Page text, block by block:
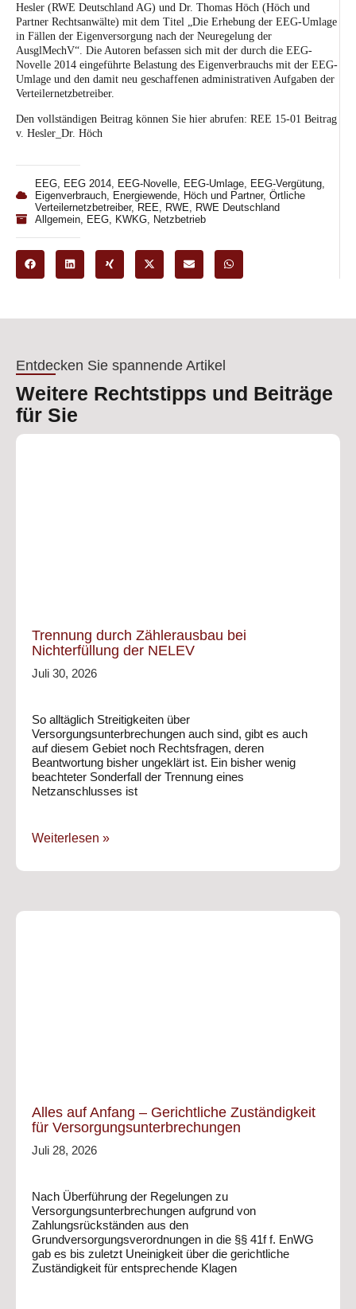
Hesler (RWE Deutschland AG) und Dr. Thomas Höch (Höch und
Partner Rechtsanwälte) mit dem Titel „Die Erhebung der EEG-Umlage
in Fällen der Eigenversorgung nach der Neuregelung der
AusglMechV“. Die Autoren befassen sich mit der durch die EEG-
Novelle 2014 eingeführte Belastung des Eigenverbrauchs mit der EEG-
Umlage und den damit neu geschaffenen administrativen Aufgaben der
Verteilernetzbetreiber.
Den vollständigen Beitrag können Sie hier abrufen: REE 15-01 Beitrag
v. Hesler_Dr. Höch
EEG EEG 2014 EEG-Novelle EEG-Umlage EEG-Vergütung
Eigenverbrauch Energiewende Höch und Partner, Örtliche
Verteilernetzbetreiber, REE RWE
RWE Deutschland
Allgemein EEG KWKG Netzbetrieb
Entdecken Sie spannende Artikel
Weitere Rechtstipps und Beiträge
für Sie
Trennung durch Zählerausbau bei
Nichterfüllung der NELEV
Juli 30, 2026
So alltäglich Streitigkeiten über
Versorgungsunterbrechungen auch sind, gibt es auch
auf diesem Gebiet noch Rechtsfragen, deren
Beantwortung bisher ungeklärt ist. Ein bisher wenig
beachteter Sonderfall der Trennung eines
Netzanschlusses ist
Weiterlesen »
Alles auf Anfang – Gerichtliche Zuständigkeit
für Versorgungsunterbrechungen
Juli 28, 2026
Nach Überführung der Regelungen zu
Versorgungsunterbrechungen aufgrund von
Zahlungsrückständen aus den
Grundversorgungsverordnungen in die §§ 41f f. EnWG
gab es bis zuletzt Uneinigkeit über die gerichtliche
Zuständigkeit für entsprechende Klagen